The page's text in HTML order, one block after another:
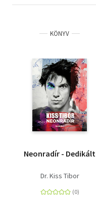
KÖNYV
Neonradír - Dedikált
Dr. Kiss Tibor